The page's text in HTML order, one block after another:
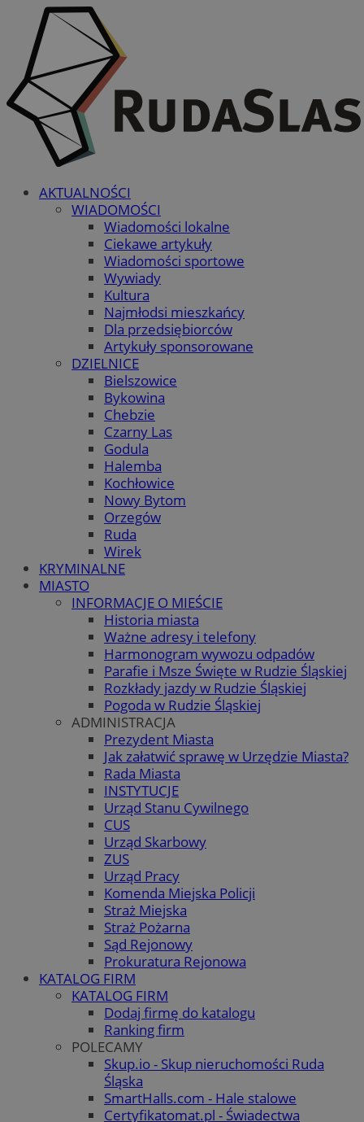
AKTUALNOŚCI
WIADOMOŚCI
Wiadomości lokalne
Ciekawe artykuły
Wiadomości sportowe
Wywiady
Kultura
Najmłodsi mieszkańcy
Dla przedsiębiorców
Artykuły sponsorowane
DZIELNICE
Bielszowice
Bykowina
Chebzie
Czarny Las
Godula
Halemba
Kochłowice
Nowy Bytom
Orzegów
Ruda
Wirek
KRYMINALNE
MIASTO
INFORMACJE O MIEŚCIE
Historia miasta
Ważne adresy i telefony
Harmonogram wywozu odpadów
Parafie i Msze Święte w Rudzie Śląskiej
Rozkłady jazdy w Rudzie Śląskiej
Pogoda w Rudzie Śląskiej
ADMINISTRACJA
Prezydent Miasta
Jak załatwić sprawę w Urzędzie Miasta?
Rada Miasta
INSTYTUCJE
Urząd Stanu Cywilnego
CUS
Urząd Skarbowy
ZUS
Urząd Pracy
Komenda Miejska Policji
Straż Miejska
Straż Pożarna
Sąd Rejonowy
Prokuratura Rejonowa
KATALOG FIRM
KATALOG FIRM
Dodaj firmę do katalogu
Ranking firm
POLECAMY
Skup.io - Skup nieruchomości Ruda
Śląska
SmartHalls.com - Hale stalowe
Certyfikatomat.pl - Świadectwa